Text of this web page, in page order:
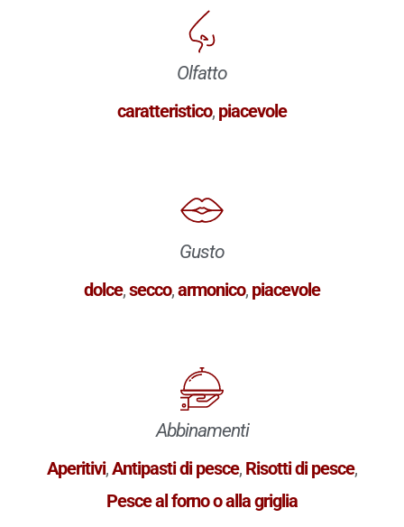
Olfatto
caratteristico, piacevole
Gusto
dolce,secco,armonico, piacevole
Abbinamenti
Aperitivi,Antipasti di pesce, Risotti di pesce,
Pesce al forno o alla griglia